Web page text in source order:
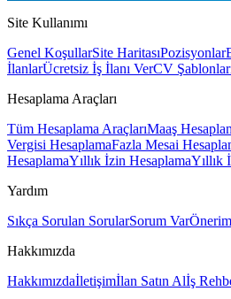
Site Kullanımı
Genel KoşullarSite HaritasıPozisyonlar
İlanlarÜcretsiz İş İlanı VerCV
Hesaplama Araçları
Tüm Hesaplama AraçlarıMaaş
Vergisi HesaplamaFazla Mesai
HesaplamaYıllık İzin HesaplamaYıllık
Yardım
Sıkça Sorulan SorularSorum Var
Hakkımızda
Hakkımızdaİletişimİlan Satın Alİş